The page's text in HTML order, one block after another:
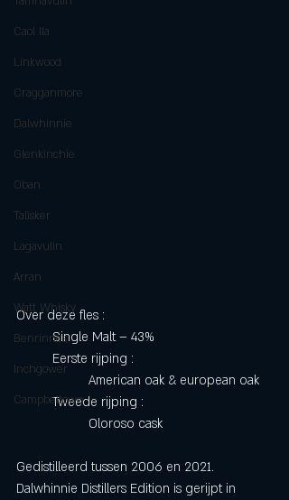
Caol Ila
Linkwood
Cragganmore
Dalwhinnie
Glenkinchie
Oban
Talisker
Lagavulin
Arran
Watt Whisky
Benrinnes
Inchgower
Campbeltown
Over deze fles :
	Single Malt – 43%
	Eerste rijping :
		American oak & european oak
	Tweede rijping :
		Oloroso cask
Gedistilleerd tussen 2006 en 2021.
Dalwhinnie Distillers Edition is gerijpt in